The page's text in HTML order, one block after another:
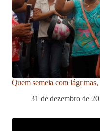
Quem semeia com
31 de dezembro de